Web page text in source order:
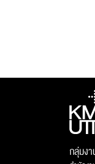
กลุ่มง